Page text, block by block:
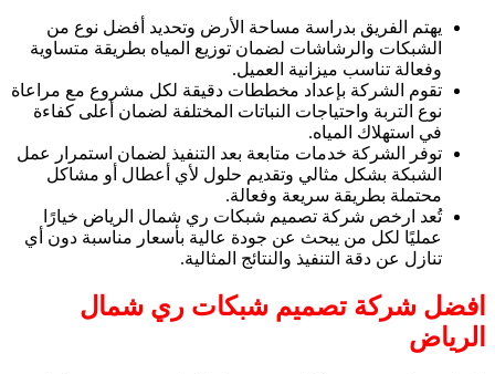
يهتم الفريق بدراسة مساحة الأرض وتحديد أفضل نوع من
الشبكات والرشاشات لضمان توزيع المياه بطريقة متساوية
وفعالة تناسب ميزانية العميل.
تقوم الشركة بإعداد مخططات دقيقة لكل مشروع مع مراعاة
نوع التربة واحتياجات النباتات المختلفة لضمان أعلى كفاءة
في استهلاك المياه.
توفر الشركة خدمات متابعة بعد التنفيذ لضمان استمرار عمل
الشبكة بشكل مثالي وتقديم حلول لأي أعطال أو مشاكل
محتملة بطريقة سريعة وفعالة.
تُعد ارخص شركة تصميم شبكات ري شمال الرياض خيارًا
عمليًا لكل من يبحث عن جودة عالية بأسعار مناسبة دون أي
تنازل عن دقة التنفيذ والنتائج المثالية.
افضل شركة تصميم شبكات ري شمال
الرياض